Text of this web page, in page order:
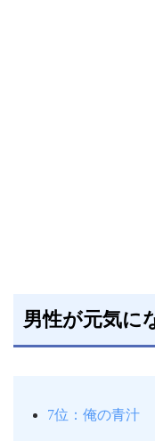
男性が元気に
7位：俺の青汁